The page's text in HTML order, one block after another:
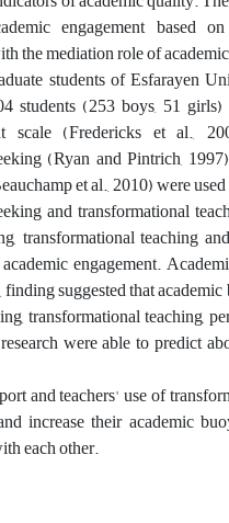
engagement based
the mediation role of
students of Esfarayen
students (253 boys, 51
scale (Fredericks et al.,
(Ryan and Pintrich,
et al., 2010) were
and transformational
transformational teaching
engagement.
suggested that
transformational teaching,
were able to predict
and teachers' use of
increase their academic
each other.